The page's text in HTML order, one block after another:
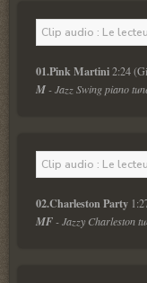
Clip audio : Le
01.Pink Martini 2:24
M - Jazz Swing piano
Clip audio : Le
02.Charleston Party
MF - Jazzy Charleston